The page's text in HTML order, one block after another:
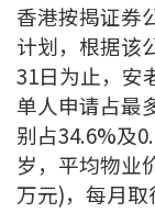
香港按揭证券
计划，根据该
31日为止，安
单人申请占最
别占34.6%及
岁，平均物业
万元)，每月